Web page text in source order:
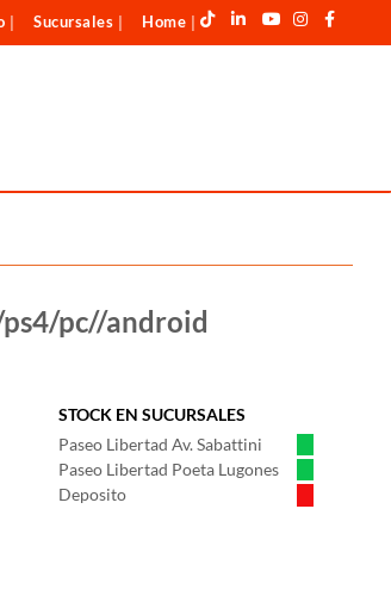
Sucursales Home
pc//android
STOCK EN SUCURSALES
Paseo Libertad Av. Sabattini
Paseo Libertad Poeta Lugones
Deposito